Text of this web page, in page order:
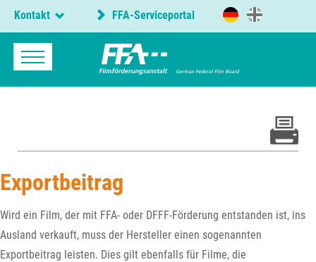
Kontakt FFA-Serviceportal
Exportbeitrag
Wird ein Film, der mit FFA- oder DFFF-Förderung entstanden ist, ins
Ausland verkauft, muss der Hersteller einen sogenannten
Exportbeitrag leisten. Dies gilt ebenfalls für Filme, die